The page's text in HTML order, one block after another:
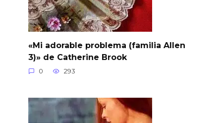
«Mi adorable problema (familia Allen
3)» de Catherine Brook
0 293